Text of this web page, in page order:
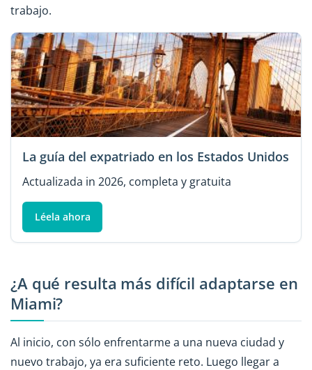
trabajo.
La guía del expatriado en los Estados Unidos
Actualizada in 2026, completa y gratuita
Léela ahora
¿A qué resulta más difícil adaptarse en
Miami?
Al inicio, con sólo enfrentarme a una nueva ciudad y
nuevo trabajo, ya era suficiente reto. Luego llegar a